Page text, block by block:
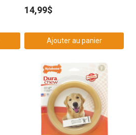
14,99$
Ajouter au panier